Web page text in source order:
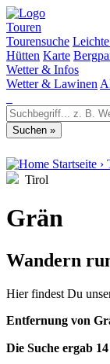
Touren
Tourensuche
Hütten Karte
Wetter & Infos
Wetter & Lawinen
Startseite ›
Tirol
Grän
Wandern
Hier findest Du
Entfernung von
Die Suche ergab